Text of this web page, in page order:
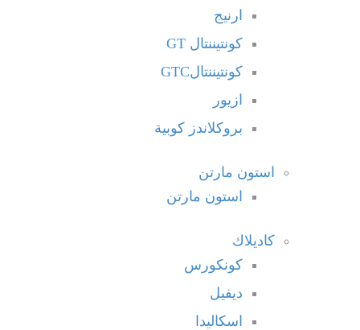
ارنيج
كونتيننتال GT
كونتيننتالGTC
ازيور
بروكلاندز كوبية
استون مارتن
استون مارتن
كاديلاك
كونكورس
ديفيل
اسكاليدا